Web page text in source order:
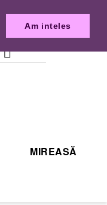
Am inteles
MIREASĂ